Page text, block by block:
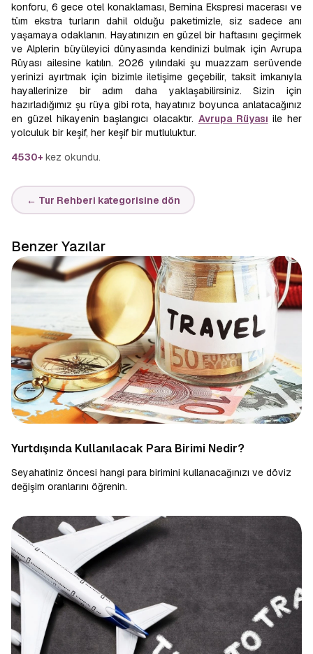
konforu, 6 gece otel konaklaması, Bernina Ekspresi macerası ve
tüm ekstra turların dahil olduğu paketimizle, siz sadece anı
yaşamaya odaklanın. Hayatınızın en güzel bir haftasını geçirmek
ve Alplerin büyüleyici dünyasında kendinizi bulmak için Avrupa
Rüyası ailesine katılın. 2026 yılındaki şu muazzam serüvende
yerinizi ayırtmak için bizimle iletişime geçebilir, taksit imkanıyla
hayallerinize bir adım daha yaklaşabilirsiniz. Sizin için
hazırladığımız şu rüya gibi rota, hayatınız boyunca anlatacağınız
en güzel hikayenin başlangıcı olacaktır. Avrupa Rüyası ile her
yolculuk bir keşif, her keşif bir mutluluktur.
4530+ kez okundu.
← Tur Rehberi kategorisine dön
Benzer Yazılar
Yurtdışında Kullanılacak Para Birimi Nedir?
Seyahatiniz öncesi hangi para birimini kullanacağınızı ve döviz
değişim oranlarını öğrenin.